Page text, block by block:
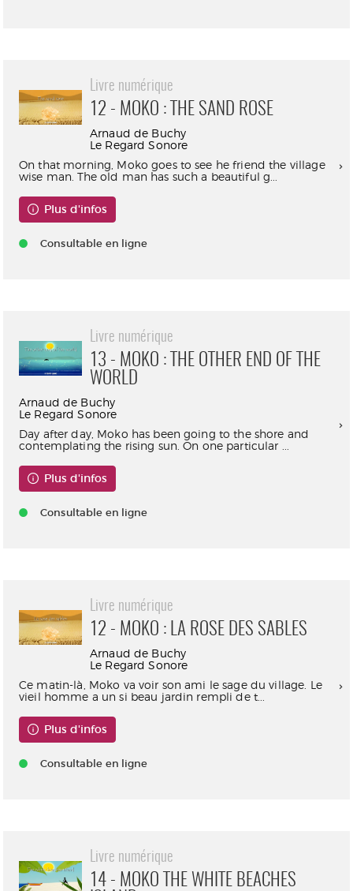
Livre numérique
12 - MOKO : THE SAND ROSE
Arnaud de Buchy
Le Regard Sonore
On that morning, Moko goes to see he friend the village
wise man. The old man has such a beautiful g...
Plus d'infos
Consultable en ligne
Livre numérique
13 - MOKO : THE OTHER END OF THE
WORLD
Arnaud de Buchy
Le Regard Sonore
Day after day, Moko has been going to the shore and
contemplating the rising sun. On one particular ...
Plus d'infos
Consultable en ligne
Livre numérique
12 - MOKO : LA ROSE DES SABLES
Arnaud de Buchy
Le Regard Sonore
Ce matin-là, Moko va voir son ami le sage du village. Le
vieil homme a un si beau jardin rempli de t...
Plus d'infos
Consultable en ligne
Livre numérique
14 - MOKO THE WHITE BEACHES